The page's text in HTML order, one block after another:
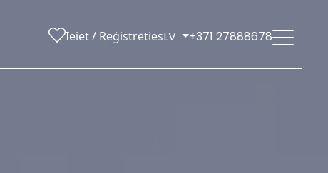
Ieiet / ReģistrētiesLV +371 27888678